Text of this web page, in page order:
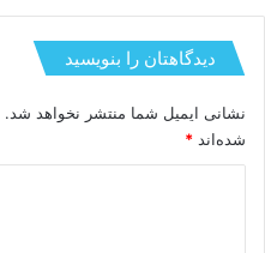
دیدگاهتان را بنویسید
نشانی ایمیل شما منتشر نخواهد شد.
شده‌اند *